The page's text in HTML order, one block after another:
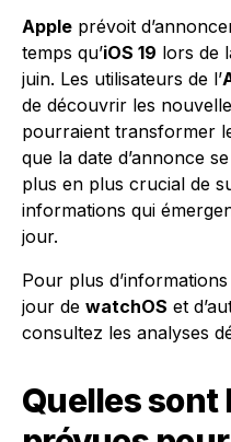
Apple prévoit
temps qu’iOS 19 lors de
juin. Les utilisateurs de l’
de découvrir les
pourraient transformer
que la date d’annonce
plus en plus crucial de
informations qui
jour.
Pour plus
jour de watchOS et
consultez les analyses
Quelles sont